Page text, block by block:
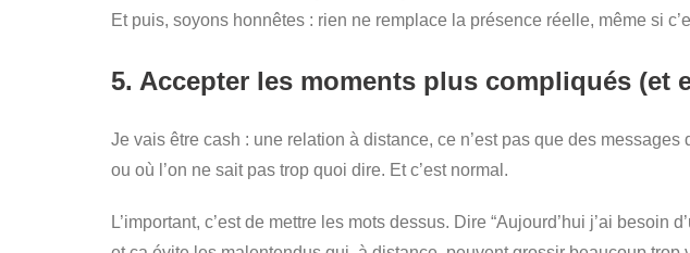
Et puis, soyons honnêtes : rien ne remplace la présence réelle, même si
5. Accepter les moments plus compliqués (et
Je vais être cash : une relation à distance, ce n’est pas que des
ou où l’on ne sait pas trop quoi dire. Et c’est normal.
L’important, c’est de mettre les mots dessus. Dire “Aujourd’hui j’ai